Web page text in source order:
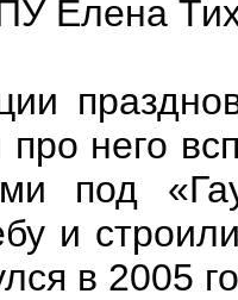
Елена
про него
под
и
в 2005